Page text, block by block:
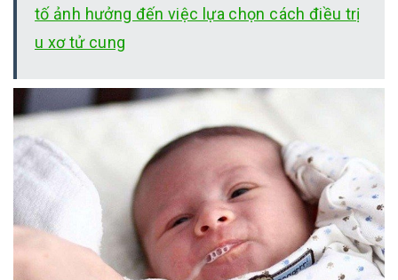
tố ảnh hưởng đến việc lựa chọn cách điều trị
u xơ tử cung